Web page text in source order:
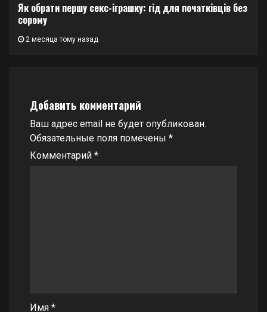
Як обрати першу секс-іграшку: гід для початківців без
сорому
2 месяца тому назад
Добавить комментарий
Ваш адрес email не будет опубликован.
Обязательные поля помечены *
Комментарий *
Имя *